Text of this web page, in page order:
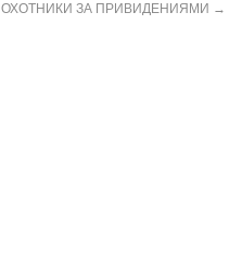
ОХОТНИКИ ЗА ПРИВИДЕНИЯМИ →